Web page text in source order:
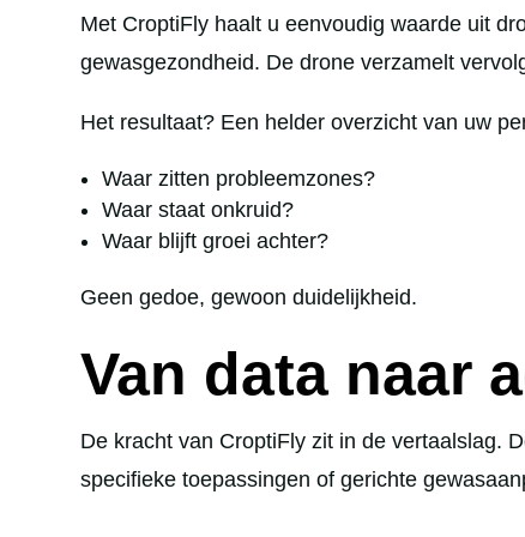
Met CroptiFly haalt u eenvoudig waarde uit
gewasgezondheid. De drone verzamelt
Het resultaat? Een helder overzicht van uw
Waar zitten probleemzones?
Waar staat onkruid?
Waar blijft groei achter?
Geen gedoe, gewoon duidelijkheid.
Van data naar
De kracht van CroptiFly zit in de vertaalslag.
specifieke toepassingen of gerichte